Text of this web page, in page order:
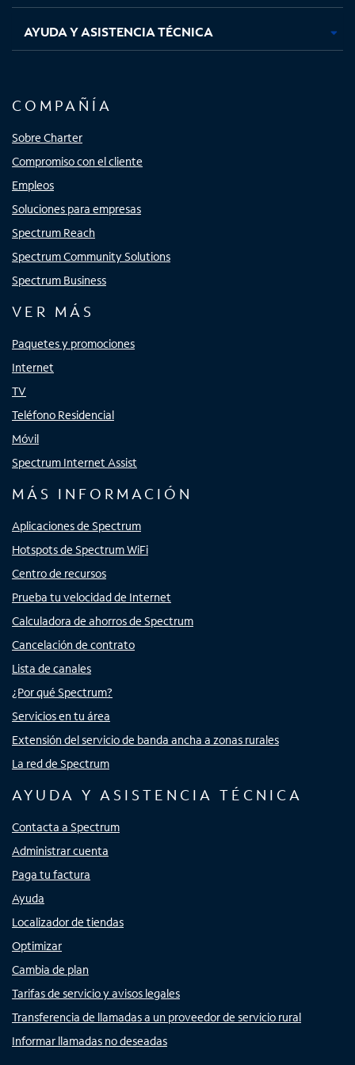
AYUDA Y ASISTENCIA TÉCNICA
COMPAÑÍA
Sobre Charter
Compromiso con el cliente
Empleos
Soluciones para empresas
Spectrum Reach
Spectrum Community Solutions
Spectrum Business
VER MÁS
Paquetes y promociones
Internet
TV
Teléfono Residencial
Móvil
Spectrum Internet Assist
MÁS INFORMACIÓN
Aplicaciones de Spectrum
Hotspots de Spectrum WiFi
Centro de recursos
Prueba tu velocidad de Internet
Calculadora de ahorros de Spectrum
Cancelación de contrato
Lista de canales
¿Por qué Spectrum?
Servicios en tu área
Extensión del servicio de banda ancha a zonas rurales
La red de Spectrum
AYUDA Y ASISTENCIA TÉCNICA
Contacta a Spectrum
Administrar cuenta
Paga tu factura
Ayuda
Localizador de tiendas
Optimizar
Cambia de plan
Tarifas de servicio y avisos legales
Transferencia de llamadas a un proveedor de servicio rural
Informar llamadas no deseadas